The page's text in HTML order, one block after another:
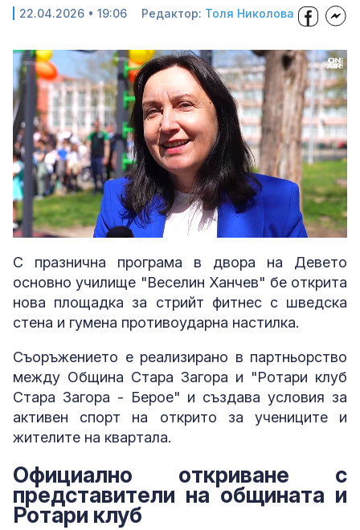
22.04.2026 • 19:06 Редактор: Толя Николова
Video
Player
is
loading.
Replay Unmute Loaded
100.00%
Picture- Fullscreen Share
С празнична програма в двора на Девето
основно училище "Веселин Ханчев" бе открита
нова площадка за стрийт фитнес с шведска
стена и гумена противоударна настилка.
Съоръжението е реализирано в партньорство
между Община Стара Загора и "Ротари клуб
Стара Загора - Берое" и създава условия за
активен спорт на открито за учениците и
жителите на квартала.
Официално откриване с
представители на общината и
Ротари клуб